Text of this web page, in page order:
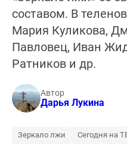
составом. В
Мария Куликова,
Павловец, Иван
Ратников и др.
Автор
Дарья Лукина
Зеркало лжи
Сегодня на